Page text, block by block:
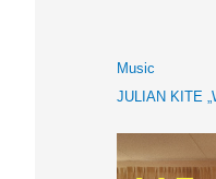
Music
JULIAN KITE